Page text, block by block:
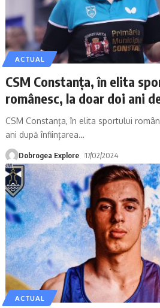
ACTUAL
CSM Constanța, în elita
românesc, la doar doi ani
CSM Constanța, în elita sportului
ani după înființarea…
Dobrogea Explore 17/02/2024
ACTUAL